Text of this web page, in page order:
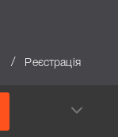
/ Реєстрація